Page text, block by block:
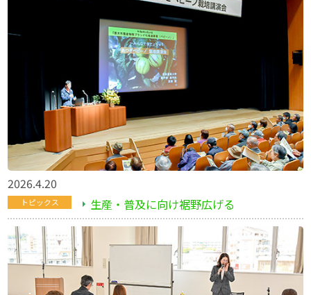
2026.4.20
トピックス 生産・普及に向け裾野広げる